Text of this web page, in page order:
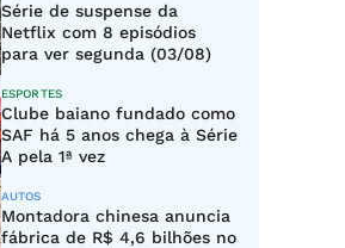
Série de suspense da
Netflix com 8 episódios
para ver segunda (03/08)
ESPORTES
Clube baiano fundado como
SAF há 5 anos chega à Série
A pela 1ª vez
AUTOS
Montadora chinesa anuncia
fábrica de R$ 4,6 bilhões no